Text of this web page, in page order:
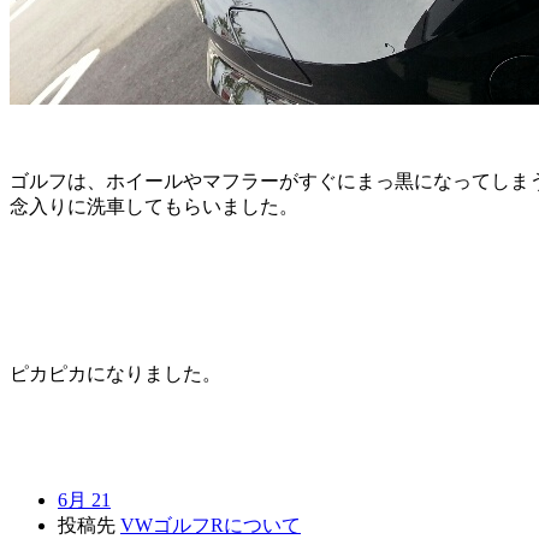
ゴルフは、ホイールやマフラーがすぐにまっ黒になってしま
念入りに洗車してもらいました。
ピカピカになりました。
6月 21
投稿先 VWゴルフRについて